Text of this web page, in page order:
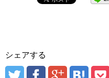
シェアする